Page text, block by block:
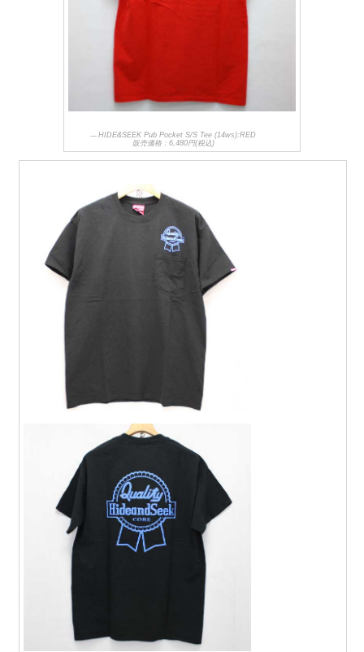
HIDE&SEEK Pub Pocket S/S Tee (14ws):RED
販売価格：6,480円(税込)